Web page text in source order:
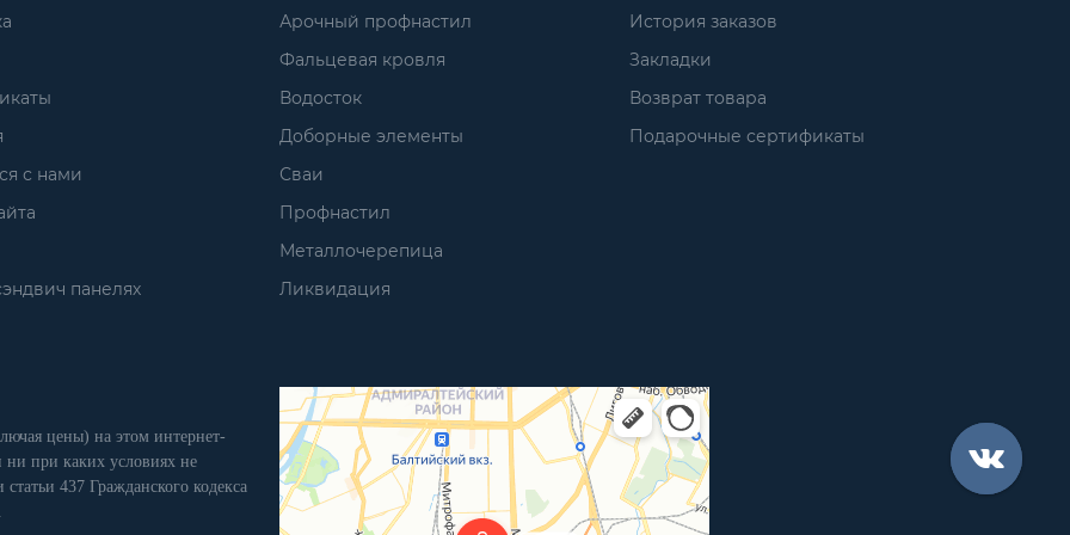
с нами
панелях
Арочный профнастил
Фальцевая кровля
Водосток
Доборные элементы
Сваи
Профнастил
Металлочерепица
Ликвидация
История заказов
Закладки
Возврат товара
Подарочные сертификаты
цены) на этом интернет-
ни при каких условиях не
437 Гражданского кодекса